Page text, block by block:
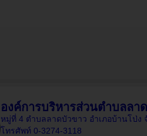
องค์การบริหารส่วนตำบลลา
หมู่ที่ 4 ตำบลลาดบัวขาว อำเภอบ้านโป่ง
โทรศัพท์ 0-3274-3118